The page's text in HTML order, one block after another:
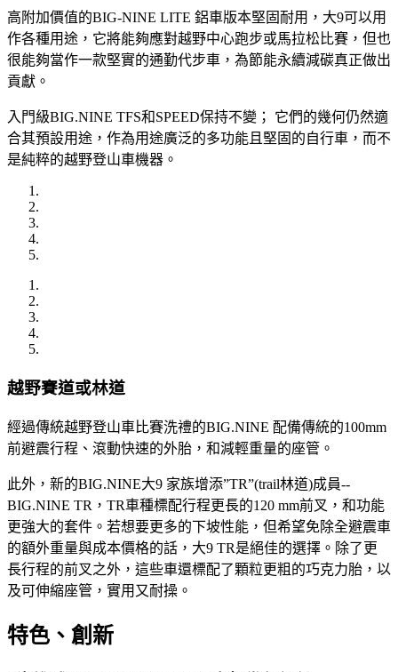
高附加價值的BIG-NINE LITE 鋁車版本堅固耐用，大9可以用
作各種用途，它將能夠應對越野中心跑步或馬拉松比賽，但也
很能夠當作一款堅實的通勤代步車，為節能永續減碳真正做出
貢獻。
入門級BIG.NINE TFS和SPEED保持不變； 它們的幾何仍然適
合其預設用途，作為用途廣泛的多功能且堅固的自行車，而不
是純粹的越野登山車機器。
越野賽道或林道
經過傳統越野登山車比賽洗禮的BIG.NINE 配備傳統的100mm
前避震行程、滾動快速的外胎，和減輕重量的座管。
此外，新的BIG.NINE大9 家族增添”TR”(trail林道)成員--
BIG.NINE TR，TR車種標配行程更長的120 mm前叉，和功能
更強大的套件。若想要更多的下坡性能，但希望免除全避震車
的額外重量與成本價格的話，大9 TR是絕佳的選擇。除了更
長行程的前叉之外，這些車還標配了顆粒更粗的巧克力胎，以
及可伸縮座管，實用又耐操。
特色、創新